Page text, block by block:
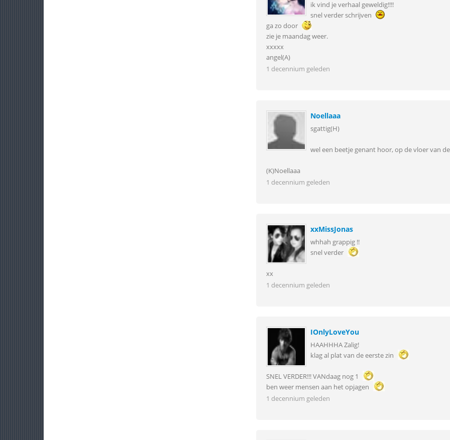
ik vind je verhaal geweldig!!!!
snel verder schrijven
ga zo door
zie je maandag weer.
xxxxx
angel(A)
1 decennium geleden
Noellaaa
sgattig(H)
wel een beetje genant hoor, op de vloer van
(K)Noellaaa
1 decennium geleden
xxMissJonas
whhah grappig !!
snel verder
xx
1 decennium geleden
IOnlyLoveYou
HAAHHHA Zalig!
klag al plat van de eerste zin
SNEL VERDER!!! VANdaag nog 1
ben weer mensen aan het opjagen
1 decennium geleden